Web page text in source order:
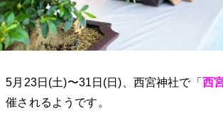
5月23日(土)〜31日(日)、西宮神社で「西
催されるようです。